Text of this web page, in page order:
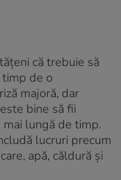
că trebuie să
de o
majoră, dar
bine să fii
lungă de timp.
lucruri precum
apă, căldură și